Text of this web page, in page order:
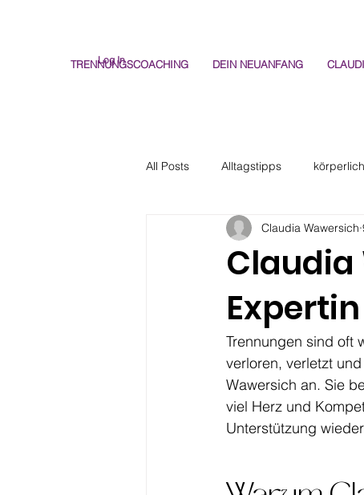
TRENNUNGSCOACHING DEIN NEUANFANG
Log In
All Posts Alltagstipps
Claudia
Claudia Wawersich
Trennungen sind oft
verloren, verletzt
Wawersich an. Sie
viel Herz und
Unterstützung